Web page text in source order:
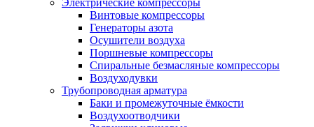
Электрические компрессоры
Винтовые компрессоры
Генераторы азота
Осушители воздуха
Поршневые компрессоры
Спиральные безмасляные компрессоры
Воздуходувки
Трубопроводная арматура
Баки и промежуточные ёмкости
Воздухоотводчики